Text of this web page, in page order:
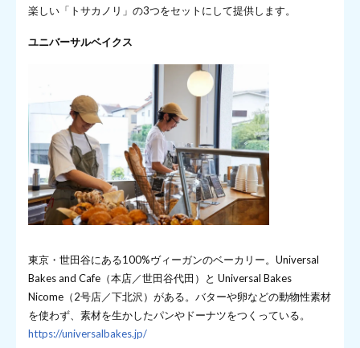
楽しい「トサカノリ」の3つをセットにして提供します。
ユニバーサルベイクス
東京・世田谷にある100%ヴィーガンのベーカリー。Universal
Bakes and Cafe（本店／世田谷代田）と Universal Bakes
Nicome（2号店／下北沢）がある。バターや卵などの動物性素材
を使わず、素材を生かしたパンやドーナツをつくっている。
https://universalbakes.jp/